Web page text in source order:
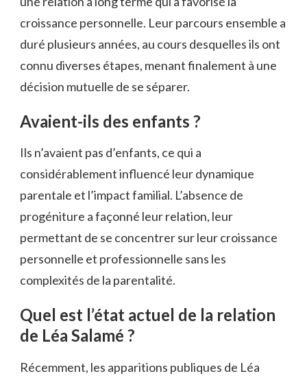
croissance personnelle. Leur parcours ensemble a
duré plusieurs années, au cours desquelles ils ont
connu diverses étapes, menant finalement à une
décision mutuelle de se séparer.
Avaient-ils des enfants ?
Ils n’avaient pas d’enfants, ce qui a
considérablement influencé leur dynamique
parentale et l’impact familial. L’absence de
progéniture a façonné leur relation, leur
permettant de se concentrer sur leur croissance
personnelle et professionnelle sans les
complexités de la parentalité.
Quel est l’état actuel de la relation
de Léa Salamé ?
Récemment, les apparitions publiques de Léa